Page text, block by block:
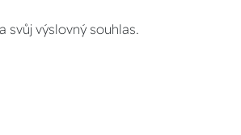
svůj výslovný souhlas.